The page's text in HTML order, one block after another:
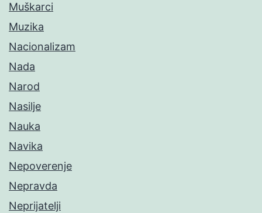
Muškarci
Muzika
Nacionalizam
Nada
Narod
Nasilje
Nauka
Navika
Nepoverenje
Nepravda
Neprijatelji